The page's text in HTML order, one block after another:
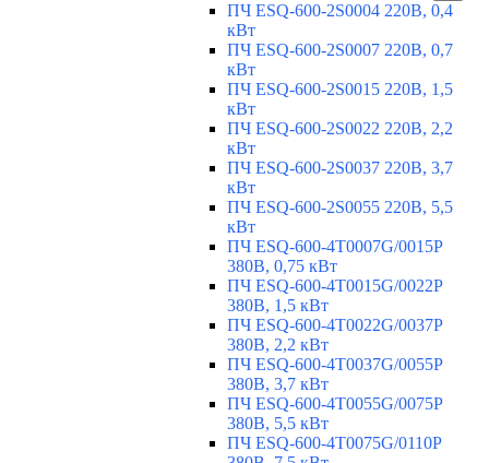
ПЧ ESQ-600-2S0004 220В, 0,4
кВт
ПЧ ESQ-600-2S0007 220В, 0,7
кВт
ПЧ ESQ-600-2S0015 220В, 1,5
кВт
ПЧ ESQ-600-2S0022 220В, 2,2
кВт
ПЧ ESQ-600-2S0037 220В, 3,7
кВт
ПЧ ESQ-600-2S0055 220В, 5,5
кВт
ПЧ ESQ-600-4T0007G/0015P
380В, 0,75 кВт
ПЧ ESQ-600-4T0015G/0022P
380В, 1,5 кВт
ПЧ ESQ-600-4T0022G/0037P
380В, 2,2 кВт
ПЧ ESQ-600-4T0037G/0055P
380В, 3,7 кВт
ПЧ ESQ-600-4T0055G/0075P
380В, 5,5 кВт
ПЧ ESQ-600-4T0075G/0110P